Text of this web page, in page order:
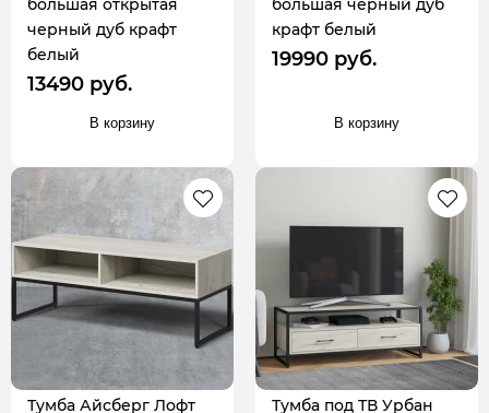
большая открытая
черный дуб крафт
белый
13490 руб.
В корзину
большая черный дуб
крафт белый
19990 руб.
В корзину
Тумба Айсберг Лофт
Тумба под ТВ Урбан